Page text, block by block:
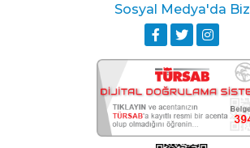
Sosyal Medya'da Biz